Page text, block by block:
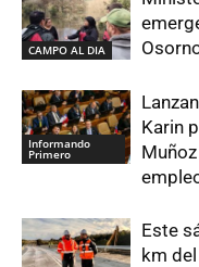
CAMPO AL DIA
Informando
Primero
Karin
Este
km